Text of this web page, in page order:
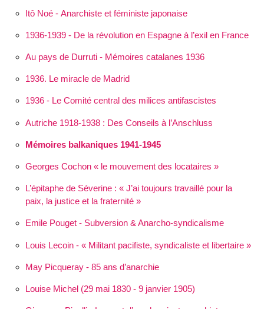
Itô Noé - Anarchiste et féministe japonaise
1936-1939 - De la révolution en Espagne à l’exil en France
Au pays de Durruti - Mémoires catalanes 1936
1936. Le miracle de Madrid
1936 - Le Comité central des milices antifascistes
Autriche 1918-1938 : Des Conseils à l’Anschluss
Mémoires balkaniques 1941-1945
Georges Cochon « le mouvement des locataires »
L’épitaphe de Séverine :
J’ai toujours travaillé pour la
paix, la justice et la fraternité
Emile Pouget - Subversion & Anarcho-syndicalisme
Louis Lecoin - « Militant pacifiste, syndicaliste et libertaire »
May Picqueray - 85 ans d’anarchie
Louise Michel (29 mai 1830 - 9 janvier 1905)